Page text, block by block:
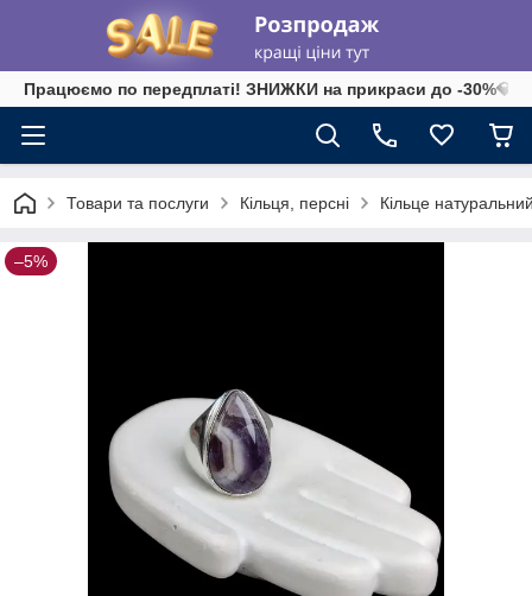
Працюємо по передплаті! ЗНИЖКИ на прикраси до -30%💎
Товари та послуги Кільця, персні Кільце
–5%